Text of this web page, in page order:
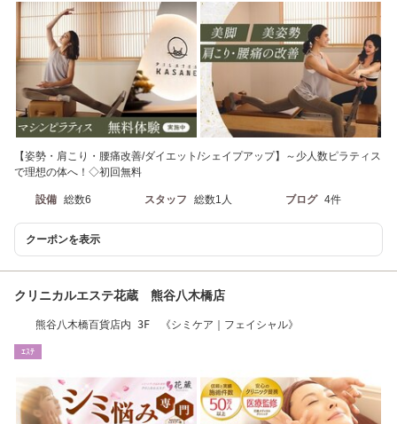
【姿勢・肩こり・腰痛改善/ダイエット/シェイプアップ】～少人数ピラティス
で理想の体へ！◇初回無料
設備 総数6 スタッフ 総数1人 ブログ 4件
クーポンを表示
クリニカルエステ花蔵 熊谷八木橋店
熊谷八木橋百貨店内 3F 《シミケア｜フェイシャル》
ｴｽﾃ